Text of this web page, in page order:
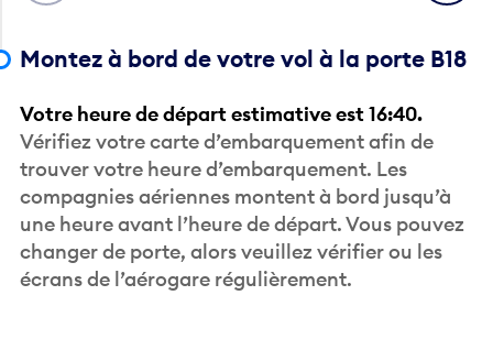
Montez à bord de votre vol à la porte B18
Votre heure de départ estimative est 16:40.
Vérifiez votre carte d’embarquement afin de
trouver votre heure d’embarquement. Les
compagnies aériennes montent à bord jusqu’à
une heure avant l’heure de départ. Vous pouvez
changer de porte, alors veuillez vérifier ou les
écrans de l’aérogare régulièrement.